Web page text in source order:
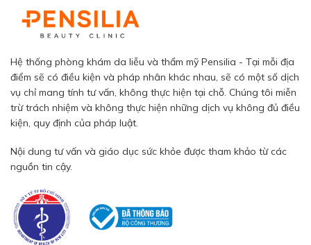
Hệ thống phòng khám da liễu và thẩm mỹ Pensilia - Tại mỗi địa
điểm sẽ có điều kiện và pháp nhân khác nhau, sẽ có một số dịch
vụ chỉ mang tính tư vấn, không thực hiện tại chỗ. Chúng tôi miễn
trừ trách nhiệm và không thực hiện những dịch vụ không đủ điều
kiện, quy định của pháp luật.
Nội dung tư vấn và giáo dục sức khỏe được tham khảo từ các
nguồn tin cậy.